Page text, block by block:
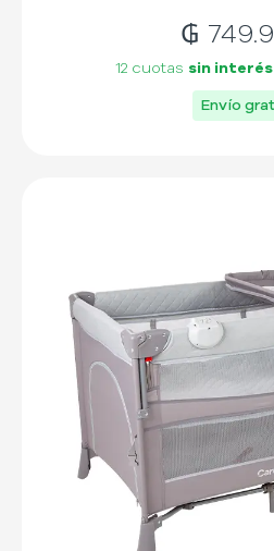
₲
12 cuotas sin interés
Envío